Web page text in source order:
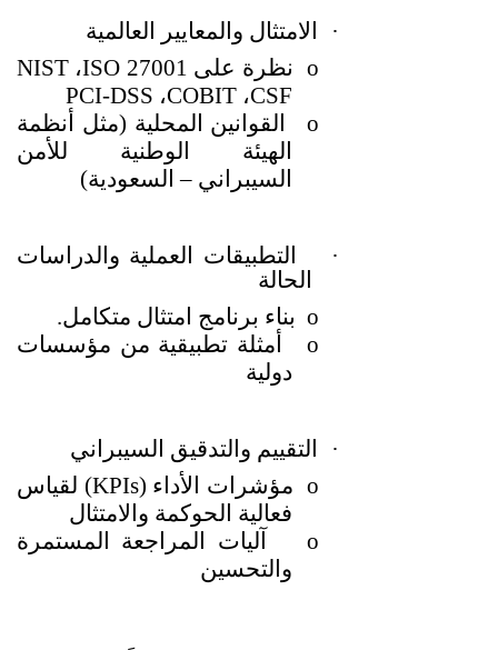
·
الامتثال والمعايير العالمية
o نظرة على ISO 27001، NIST
CSF، COBIT، PCI-DSS
o
القوانين المحلية (مثل أنظمة
الهيئة الوطنية للأمن
السيبراني – السعودية)
·
التطبيقات العملية والدراسات
الحالة
o بناء برنامج امتثال متكامل.
o
أمثلة تطبيقية من مؤسسات
دولية
·
التقييم والتدقيق السيبراني
o مؤشرات الأداء (KPIs)
لقياس
فعالية الحوكمة والامتثال
o
آليات المراجعة المستمرة
والتحسين